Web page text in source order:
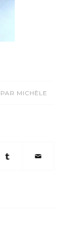
PAR MICHÈLE